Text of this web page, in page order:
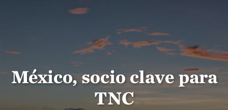
México, socio clave para
TNC